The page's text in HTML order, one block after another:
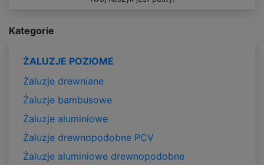
Kategorie
ŻALUZJE POZIOME
Żaluzje drewniane
Żaluzje bambusowe
Żaluzje aluminiowe
Żaluzje drewnopodobne PCV
Żaluzje aluminiowe drewnopodobne